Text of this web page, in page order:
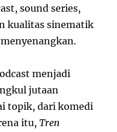
sound series,
kualitas sinematik
menjadi
jutaan
topik, dari komedi
itu,Tren